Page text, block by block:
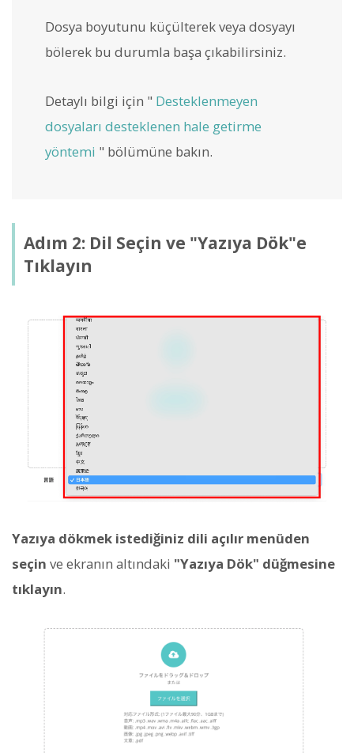
Dosya boyutunu küçülterek veya dosyayı
bölerek bu durumla başa çıkabilirsiniz.
Detaylı bilgi için " Desteklenmeyen
dosyaları desteklenen hale getirme
yöntemi " bölümüne bakın.
Adım 2: Dil Seçin ve "Yazıya Dök"e
Tıklayın
Yazıya dökmek istediğiniz dili açılır menüden
seçin ve ekranın altındaki "Yazıya Dök" düğmesine
tıklayın.